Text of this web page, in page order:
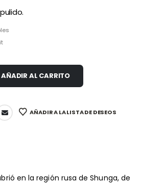
AÑADIR AL CARRITO
AÑADIR A LA LISTA DE DESEOS
en la región rusa de Shunga, de